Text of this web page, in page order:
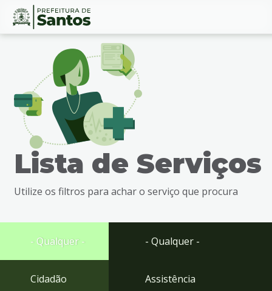
Ir
busca
Ir
rodapé
Conteúdo
Lista de Serviços
Utilize os filtros para achar o serviço que procura
- Qualquer -
Cidadão
- Qualquer -
Assistência